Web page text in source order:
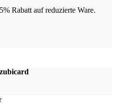
Rabatt auf reduzierte Ware.